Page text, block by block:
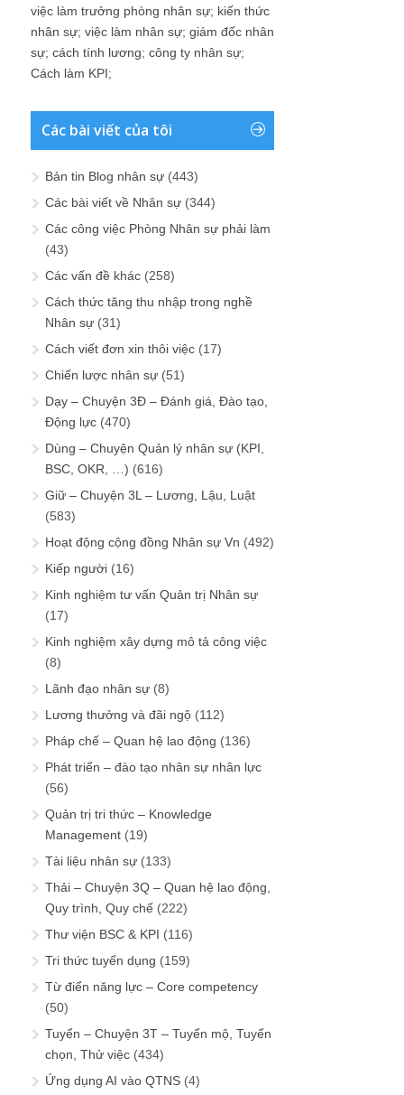
việc làm trưởng phòng nhân sự; kiến thức
nhân sự; việc làm nhân sự; giám đốc nhân
sự; cách tính lương; công ty nhân sự;
Cách làm KPI;
Các bài viết của tôi
Bản tin Blog nhân sự (443)
Các bài viết về Nhân sự (344)
Các công việc Phòng Nhân sự phải làm
(43)
Các vấn đề khác (258)
Cách thức tăng thu nhập trong nghề
Nhân sự (31)
Cách viết đơn xin thôi việc (17)
Chiến lược nhân sự (51)
Dạy – Chuyện 3Đ – Đánh giá, Đào tạo,
Động lực (470)
Dùng – Chuyện Quản lý nhân sự (KPI,
BSC, OKR, …) (616)
Giữ – Chuyện 3L – Lương, Lậu, Luật
(583)
Hoạt động cộng đồng Nhân sự Vn (492)
Kiếp người (16)
Kinh nghiệm tư vấn Quản trị Nhân sự
(17)
Kinh nghiệm xây dựng mô tả công việc
(8)
Lãnh đạo nhân sự (8)
Lương thưởng và đãi ngộ (112)
Pháp chế – Quan hệ lao động (136)
Phát triển – đào tạo nhân sự nhân lực
(56)
Quản trị tri thức – Knowledge
Management (19)
Tài liệu nhân sự (133)
Thải – Chuyện 3Q – Quan hệ lao động,
Quy trình, Quy chế (222)
Thư viện BSC & KPI (116)
Tri thức tuyển dụng (159)
Từ điển năng lực – Core competency
(50)
Tuyển – Chuyện 3T – Tuyển mộ, Tuyển
chọn, Thử việc (434)
Ứng dụng AI vào QTNS (4)